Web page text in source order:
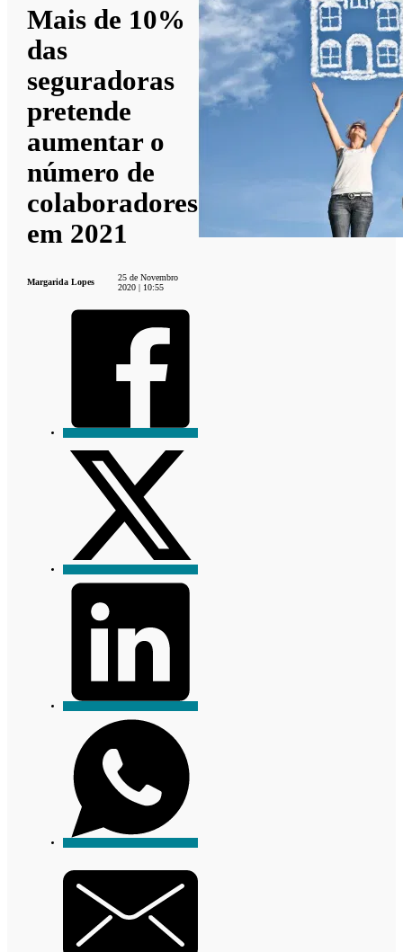
Mais de 10%
das
seguradoras
pretende
aumentar o
número de
colaboradores
em 2021
Margarida Lopes
25 de Novembro
2020 | 10:55